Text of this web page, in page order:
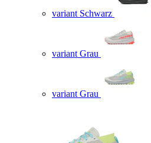
variant Schwarz
variant Grau
variant Grau